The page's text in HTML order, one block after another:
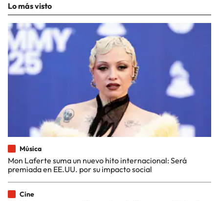
Lo más visto
Música
Mon Laferte suma un nuevo hito internacional: Será
premiada en EE.UU. por su impacto social
Cine